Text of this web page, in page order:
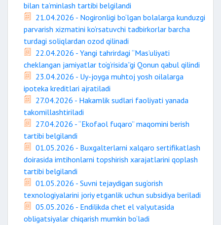
bilan ta’minlash tartibi belgilandi
21.04.2026 - Nogironligi bo‘lgan bolalarga kunduzgi
parvarish xizmatini ko‘rsatuvchi tadbirkorlar barcha
turdagi soliqlardan ozod qilinadi
22.04.2026 - Yangi tahrirdagi “Mas’uliyati
cheklangan jamiyatlar to‘g‘risida”gi Qonun qabul qilindi
23.04.2026 - Uy-joyga muhtoj yosh oilalarga
ipoteka kreditlari ajratiladi
27.04.2026 - Hakamlik sudlari faoliyati yanada
takomillashtiriladi
27.04.2026 - “Ekofaol fuqaro” maqomini berish
tartibi belgilandi
01.05.2026 - Buxgalterlarni xalqaro sertifikatlash
doirasida imtihonlarni topshirish xarajatlarini qoplash
tartibi belgilandi
01.05.2026 - Suvni tejaydigan sug‘orish
texnologiyalarini joriy etganlik uchun subsidiya beriladi
05.05.2026 - Endilikda chet el valyutasida
obligatsiyalar chiqarish mumkin bo‘ladi